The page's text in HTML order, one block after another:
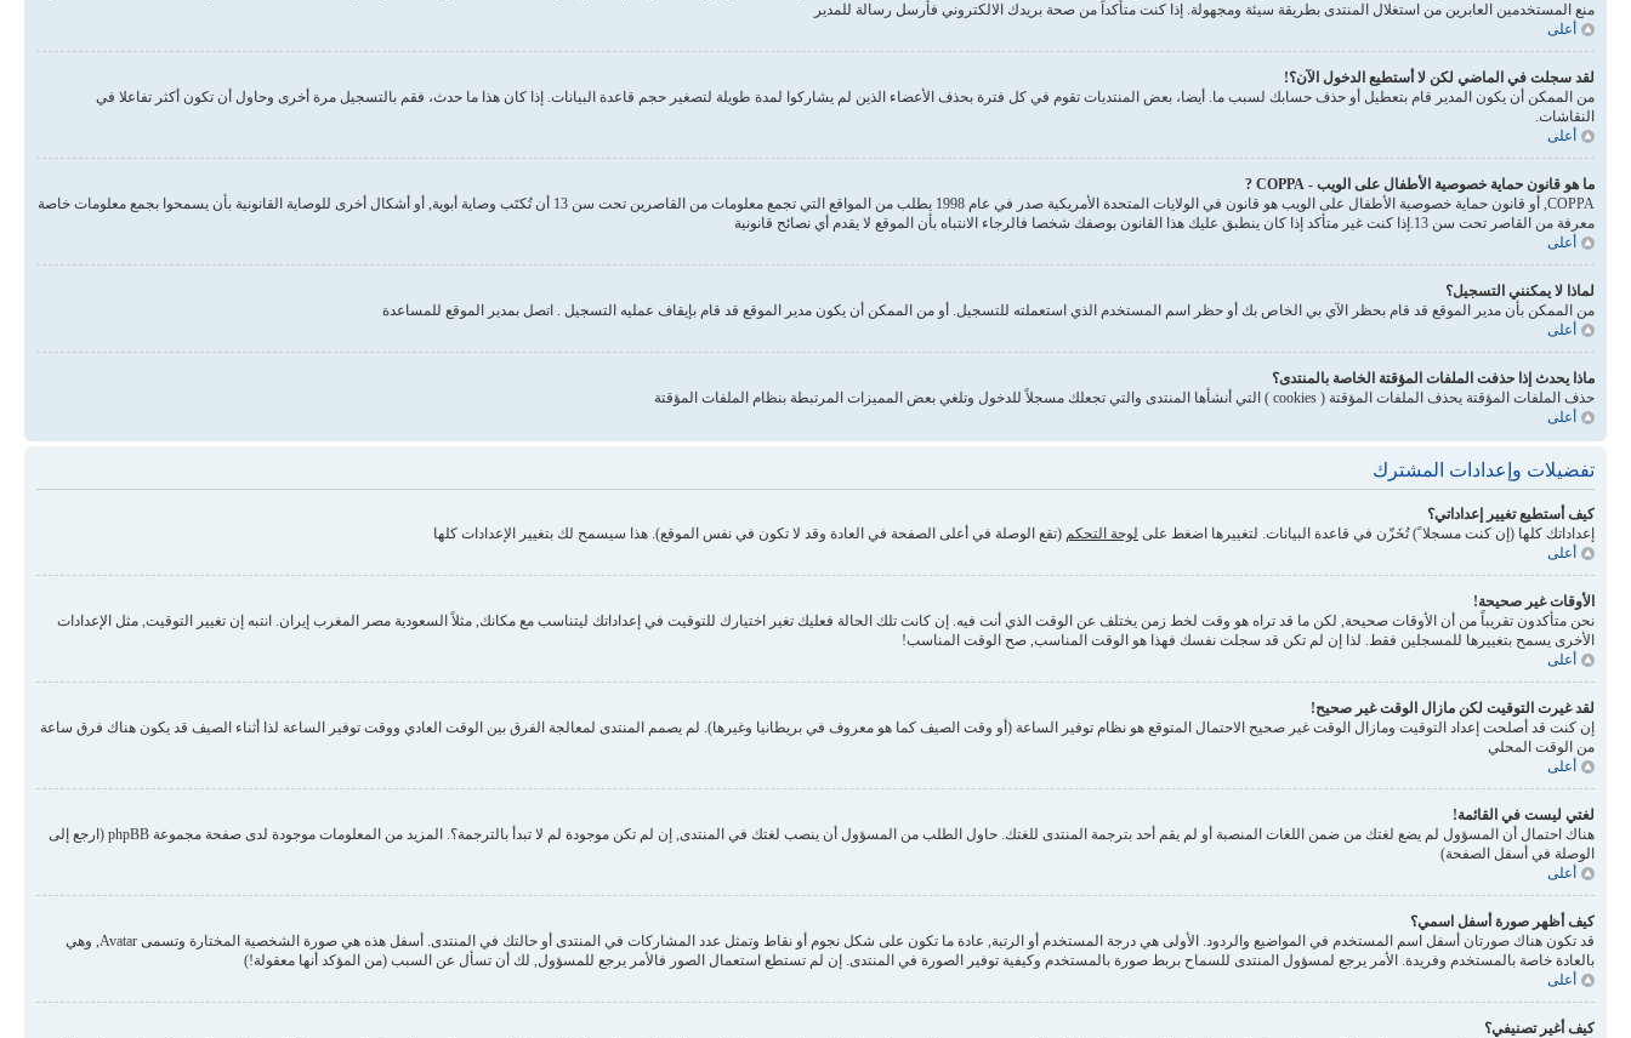
منع المستخدمين العابرين من استغلال المنتدى بطريقة سيئة ومجهولة. إذا كنت متأكداً من صحة بريدك الالكتروني فأرسل رسالة للمدير
أعلى
لقد سجلت في الماضي لكن لا أستطيع الدخول الآن؟!
من الممكن أن يكون المدير قام بتعطيل أو حذف حسابك لسبب ما. أيضا، بعض المنتديات تقوم في كل فترة بحذف الأعضاء الذين لم يشاركوا لمدة طويلة لتصغير حجم قاعدة البيانات. إذا كان هذا ما حدث، فقم بالتسجيل مرة أخرى وحاول أن تكون أكثر تفاعلا في
النقاشات.
أعلى
ما هو قانون حماية خصوصية الأطفال على الويب - COPPA ?
COPPA, أو قانون حماية خصوصية الأطفال على الويب هو قانون في الولايات المتحدة الأمريكية صدر في عام 1998 يطلب من المواقع التي تجمع معلومات من القاصرين تحت سن 13 أن تُكتَب وصاية أبوية, أو أشكال أخرى للوصاية القانونية بأن يسمحوا بجمع معلومات خاصة
معرفة من القاصر تحت سن 13.إذا كنت غير متأكد إذا كان ينطبق عليك هذا القانون بوصفك شخصا فالرجاء الانتباه بأن الموقع لا يقدم أي نصائح قانونية
أعلى
لماذا لا يمكنني التسجيل؟
من الممكن بأن مدير الموقع قد قام بحظر الآي بي الخاص بك أو حظر اسم المستخدم الذي استعملته للتسجيل. أو من الممكن أن يكون مدير الموقع قد قام بإيقاف عمليه التسجيل . اتصل بمدير الموقع للمساعدة
أعلى
ماذا يحدث إذا حذفت الملفات المؤقتة الخاصة بالمنتدى؟
حذف الملفات المؤقتة يحذف الملفات المؤقتة ( cookies ) التي أنشأها المنتدى والتي تجعلك مسجلاً للدخول وتلغي بعض المميزات المرتبطة بنظام الملفات المؤقتة
أعلى
تفضيلات وإعدادات المشترك
كيف أستطيع تغيير إعداداتي؟
إعداداتك كلها (إن كنت مسجلا ً) تُخَزّن في قاعدة البيانات. لتغييرها اضغط على لوحة التحكم (تقع الوصلة في أعلى الصفحة في العادة وقد لا تكون في نفس الموقع). هذا سيسمح لك بتغيير الإعدادات كلها
أعلى
الأوقات غير صحيحة!
نحن متأكدون تقريباً من أن الأوقات صحيحة, لكن ما قد تراه هو وقت لخط زمن يختلف عن الوقت الذي أنت فيه. إن كانت تلك الحالة فعليك تغير اختيارك للتوقيت في إعداداتك ليتناسب مع مكانك, مثلاً السعودية مصر المغرب إيران. انتبه إن تغيير التوقيت, مثل الإعدادات
الأخرى يسمح بتغييرها للمسجلين فقط. لذا إن لم تكن قد سجلت نفسك فهذا هو الوقت المناسب, صح الوقت المناسب!
أعلى
لقد غيرت التوقيت لكن مازال الوقت غير صحيح!
إن كنت قد أصلحت إعداد التوقيت ومازال الوقت غير صحيح الاحتمال المتوقع هو نظام توفير الساعة (أو وقت الصيف كما هو معروف في بريطانيا وغيرها). لم يصمم المنتدى لمعالجة الفرق بين الوقت العادي ووقت توفير الساعة لذا أثناء الصيف قد يكون هناك فرق ساعة
من الوقت المحلي
أعلى
لغتي ليست في القائمة!
هناك احتمال أن المسؤول لم يضع لغتك من ضمن اللغات المنصبة أو لم يقم أحد بترجمة المنتدى للغتك. حاول الطلب من المسؤول أن ينصب لغتك في المنتدى, إن لم تكن موجودة لم لا تبدأ بالترجمة؟. المزيد من المعلومات موجودة لدى صفحة مجموعة phpBB (ارجع إلى
الوصلة في أسفل الصفحة)
أعلى
كيف أظهر صورة أسفل اسمي؟
قد تكون هناك صورتان أسفل اسم المستخدم في المواضيع والردود. الأولى هي درجة المستخدم أو الرتبة, عادة ما تكون على شكل نجوم أو نقاط وتمثل عدد المشاركات في المنتدى أو حالتك في المنتدى. أسفل هذه هي صورة الشخصية المختارة وتسمى Avatar, وهي
بالعادة خاصة بالمستخدم وفريدة. الأمر يرجع لمسؤول المنتدى للسماح بربط صورة بالمستخدم وكيفية توفير الصورة في المنتدى. إن لم تستطع استعمال الصور فالأمر يرجع للمسؤول, لك أن تسأل عن السبب (من المؤكد أنها معقولة!)
أعلى
كيف أغير تصنيفي؟